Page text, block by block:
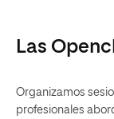
Las
Organizamos
profesionales